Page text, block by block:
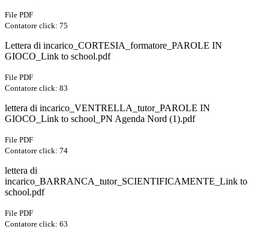
File PDF
Contatore click: 75
Lettera di incarico_CORTESIA_formatore_PAROLE IN
GIOCO_Link to school.pdf
File PDF
Contatore click: 83
lettera di incarico_VENTRELLA_tutor_PAROLE IN
GIOCO_Link to school_PN Agenda Nord (1).pdf
File PDF
Contatore click: 74
lettera di
incarico_BARRANCA_tutor_SCIENTIFICAMENTE_Link to
school.pdf
File PDF
Contatore click: 63